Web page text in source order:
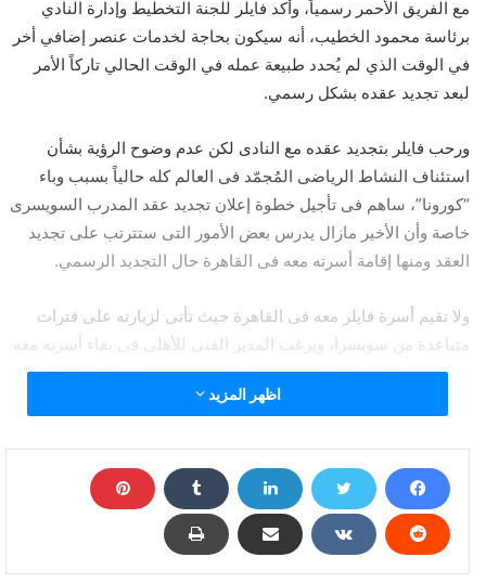
مع الفريق الأحمر رسمياً، وأكد فايلر للجنة التخطيط وإدارة النادي
برئاسة محمود الخطيب، أنه سيكون بحاجة لخدمات عنصر إضافي أخر
في الوقت الذي لم يُحدد طبيعة عمله في الوقت الحالي تاركاً الأمر
لبعد تجديد عقده بشكل رسمي.
ورحب فايلر بتجديد عقده مع النادى لكن عدم وضوح الرؤية بشأن
استئناف النشاط الرياضى المُجمّد فى العالم كله حالياً بسبب وباء
“كورونا”، ساهم فى تأجيل خطوة إعلان تجديد عقد المدرب السويسرى
خاصة وأن الأخير مازال يدرس بعض الأمور التى ستترتب على تجديد
العقد ومنها إقامة أسرته معه فى القاهرة حال التجديد الرسمي.
ولا تقيم أسرة فايلر معه فى القاهرة حيث تأتى لزيارته على فترات
متباعدة من سويسرا، ويرغب المدير الفنى للأهلى فى بقاء أسرته معه
فى مصر عند التجديد للأهلى، وهو ما سيتم حسمه عقب عودة النشاط
واستقر الأهلى على رفع رينيه فايلر ومعه جهازه المعاون المكوّن من
ديفيد سيزار المدرب العام وميشيل يانكون مدرب حراس المرمى
شهرياً فى الموسم المقبل، وذلك خلال المفاوضات التى يقودها
محمود الخطيب رئيس النادى مع المدرب السويسرى.
اظهر المزيد